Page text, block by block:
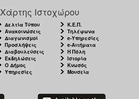
Χάρτης Ιστοχώρου
Δελτία Τύπου
Ανακοινώσεις
Διαγωνισμοί
Προσλήψεις
Διαβουλεύσεις
Εκδηλώσεις
Ο Δήμος
Υπηρεσίες
Κ.Ε.Π.
Τηλέφωνα
e-Υπηρεσίες
e-Αιτήματα
Η Πόλη
Ιστορία
Κνωσός
Μουσεία